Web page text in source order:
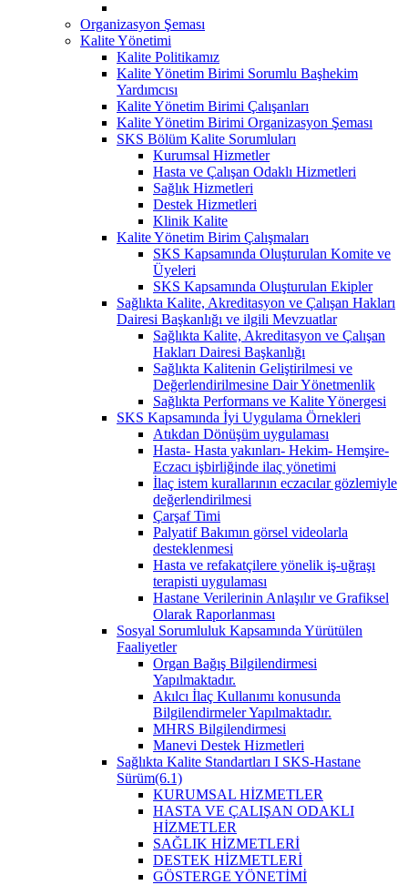
Organizasyon Şeması
Kalite Yönetimi
Kalite Politikamız
Kalite Yönetim Birimi Sorumlu Başhekim
Yardımcısı
Kalite Yönetim Birimi Çalışanları
Kalite Yönetim Birimi Organizasyon Şeması
SKS Bölüm Kalite Sorumluları
Kurumsal Hizmetler
Hasta ve Çalışan Odaklı Hizmetleri
Sağlık Hizmetleri
Destek Hizmetleri
Klinik Kalite
Kalite Yönetim Birim Çalışmaları
SKS Kapsamında Oluşturulan Komite ve
Üyeleri
SKS Kapsamında Oluşturulan Ekipler
Sağlıkta Kalite, Akreditasyon ve Çalışan Hakları
Dairesi Başkanlığı ve ilgili Mevzuatlar
Sağlıkta Kalite, Akreditasyon ve Çalışan
Hakları Dairesi Başkanlığı
Sağlıkta Kalitenin Geliştirilmesi ve
Değerlendirilmesine Dair Yönetmenlik
Sağlıkta Performans ve Kalite Yönergesi
SKS Kapsamında İyi Uygulama Örnekleri
Atıkdan Dönüşüm uygulaması
Hasta- Hasta yakınları- Hekim- Hemşire-
Eczacı işbirliğinde ilaç yönetimi
İlaç istem kurallarının eczacılar gözlemiyle
değerlendirilmesi
Çarşaf Timi
Palyatif Bakımın görsel videolarla
desteklenmesi
Hasta ve refakatçilere yönelik iş-uğraşı
terapisti uygulaması
Hastane Verilerinin Anlaşılır ve Grafiksel
Olarak Raporlanması
Sosyal Sorumluluk Kapsamında Yürütülen
Faaliyetler
Organ Bağış Bilgilendirmesi
Yapılmaktadır.
Akılcı İlaç Kullanımı konusunda
Bilgilendirmeler Yapılmaktadır.
MHRS Bilgilendirmesi
Manevi Destek Hizmetleri
Sağlıkta Kalite Standartları I SKS-Hastane
Sürüm(6.1)
KURUMSAL HİZMETLER
HASTA VE ÇALIŞAN ODAKLI
HİZMETLER
SAĞLIK HİZMETLERİ
DESTEK HİZMETLERİ
GÖSTERGE YÖNETİMİ